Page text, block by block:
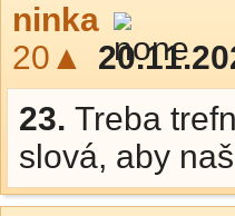
ninka
20▲
23. Treba
slová, aby